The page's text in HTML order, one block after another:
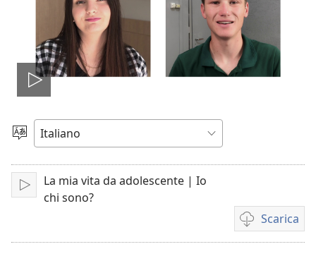
Play
Scegli
lingua
Play
La mia vita da adolescente | Io
chi sono?
Scarica
Opzioni
per